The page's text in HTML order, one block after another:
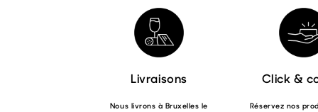
peuvent
être
choisies
sur
la
du
Livraisons
Nous livrons à Bruxelles le
Click &
Réservez nos